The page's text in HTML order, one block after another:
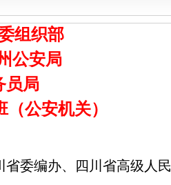
组织部
公安局
局
公安机关）
委编办、四川省高级人民